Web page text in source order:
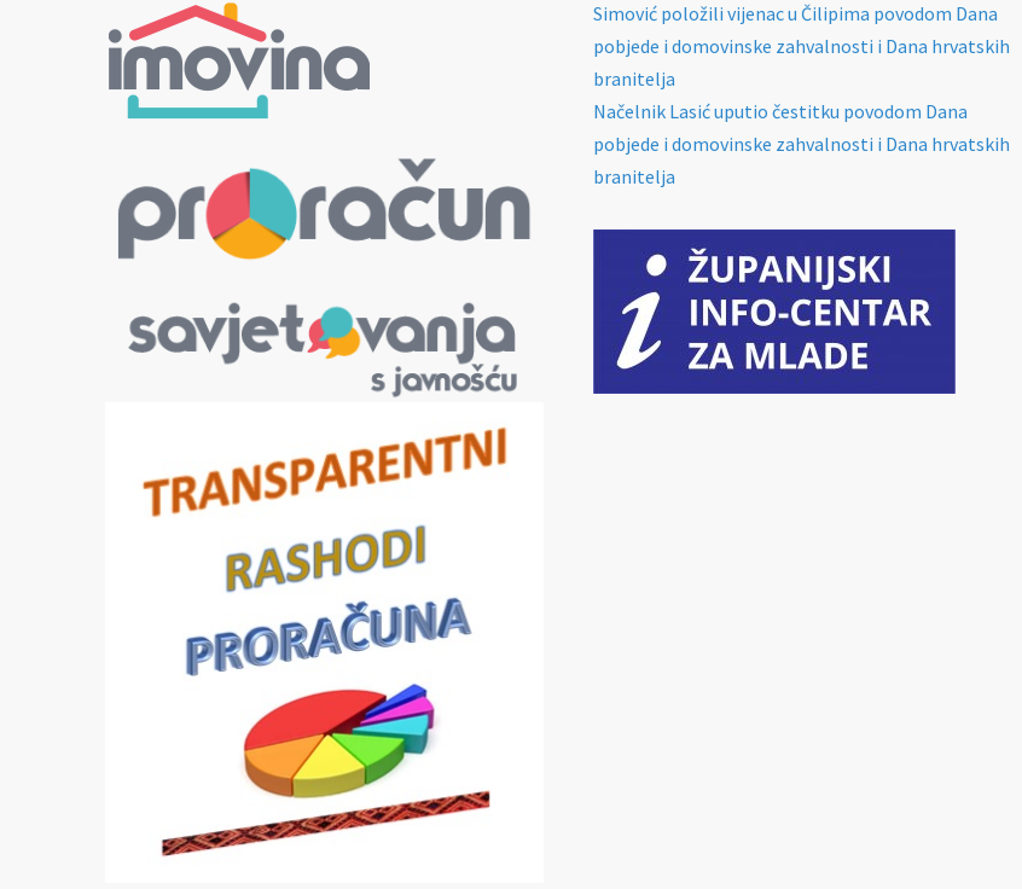
Simović položili vijenac u Čilipima povodom Dana
pobjede i domovinske zahvalnosti i Dana hrvatskih
branitelja
Načelnik Lasić uputio čestitku povodom Dana
pobjede i domovinske zahvalnosti i Dana hrvatskih
branitelja